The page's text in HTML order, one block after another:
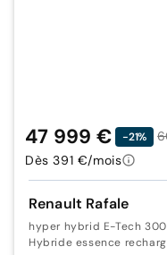
Renault Rafale
hyper hybrid E-Tech
Hybride essence
47 999 € -21%
Dès 391 €/mois